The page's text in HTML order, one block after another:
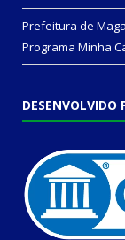
Prefeitura de
Programa Minha
DESENVOLVIDO